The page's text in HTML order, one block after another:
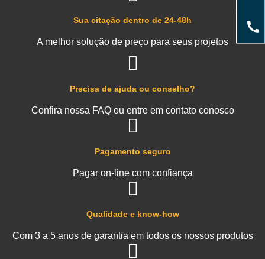
Qualidade e know-how
Com 3 a 5 anos de garantia em todos os nossos produtos
Pagamento seguro
Pagar on-line com confiança
Precisa de ajuda ou conselho?
Confira nossa FAQ ou entre em contato conosco
Sua citação dentro de 24-48h
A melhor solução de preço para seus projetos